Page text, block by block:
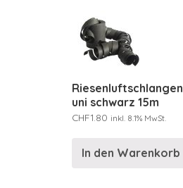
Riesenluftschlangen
uni schwarz 15m
CHF1.80 inkl. 8.1% MwSt.
In den Warenkorb